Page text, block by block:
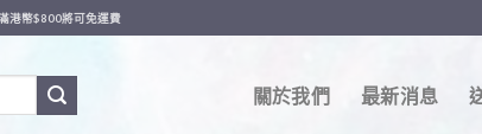
港幣$800將可免運費
關於我們 最新消息